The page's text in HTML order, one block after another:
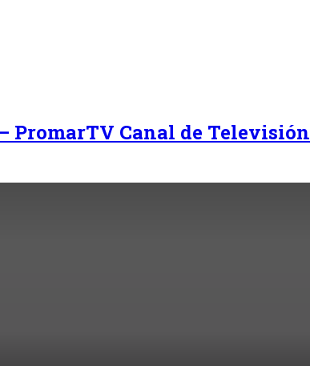
PromarTV Canal de Televisión